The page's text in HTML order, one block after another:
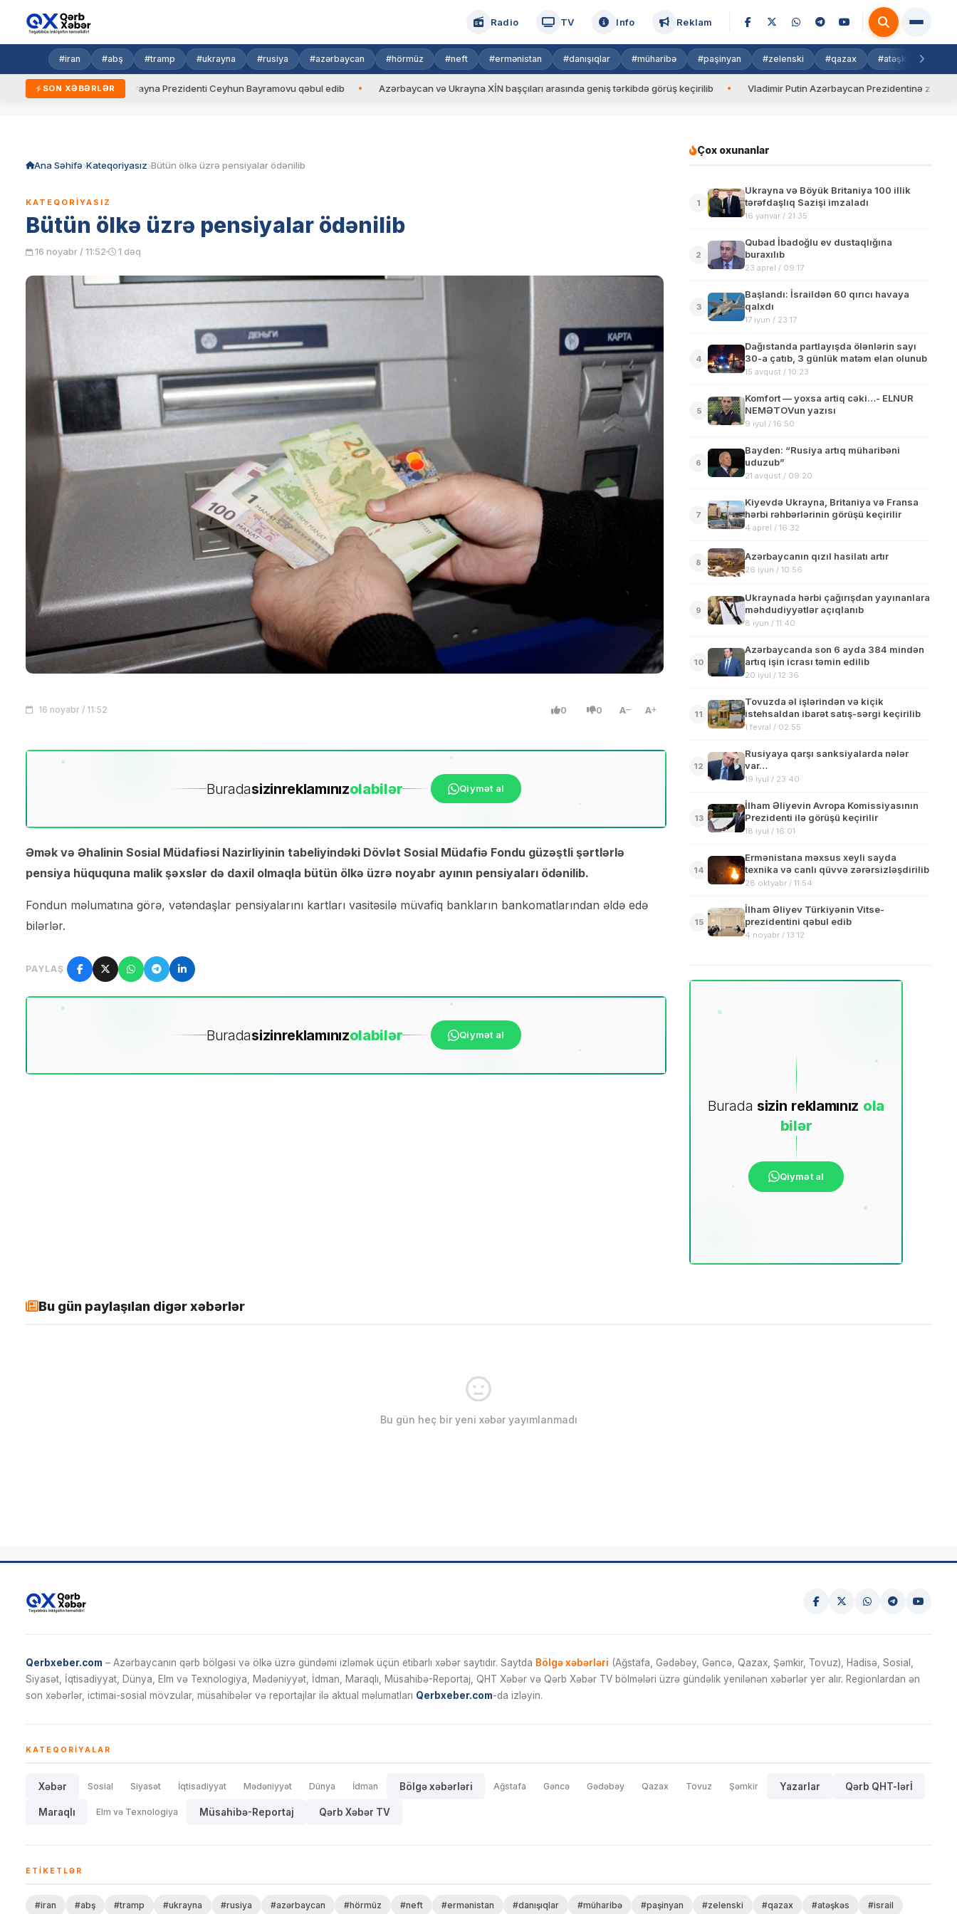
Radio TV Info Reklam
#iran #abş #tramp #ukrayna #rusiya #azərbaycan #hörmüz #neft #ermənistan #danışıqlar #müharibə #paşinyan #zelenski #qazax #atəşkəs
SON XƏBƏRLƏR
qaydalar Ukrayna Prezidenti Ceyhun Bayramovu qəbul edib Azərbaycan və Ukrayna XİN başçıları arasında geniş tərkibdə görüş keçirilib Vladimir Putin Azərbaycan Prezidentinə zəng edib
Ana Səhifə Kateqoriyasız Bütün ölkə üzrə pensiyalar ödənilib
KATEQORIYASIZ
Bütün ölkə üzrə pensiyalar ödənilib
16 noyabr / 11:52 1 dəq
16 noyabr / 11:52 0 0 A A
Buradasizinreklamınızolabilər Qiymət al
Əmək və Əhalinin Sosial Müdafiəsi Nazirliyinin tabeliyindəki Dövlət Sosial Müdafiə Fondu güzəştli şərtlərlə
pensiya hüququna malik şəxslər də daxil olmaqla bütün ölkə üzrə noyabr ayının pensiyaları ödənilib.
Fondun məlumatına görə, vətəndaşlar pensiyalarını kartları vasitəsilə müvafiq bankların bankomatlarından əldə edə
bilərlər.
PAYLAŞ
Buradasizinreklamınızolabilər Qiymət al
Çox oxunanlar
1
Ukrayna və Böyük Britaniya 100 illik
tərəfdaşlıq Sazişi imzaladı
16 yanvar / 21:35
2
Qubad İbadoğlu ev dustaqlığına
buraxılıb
23 aprel / 09:17
3
Başlandı: İsraildən 60 qırıcı havaya
qalxdı
17 iyun / 23:17
4
Dağıstanda partlayışda ölənlərin sayı
30-a çatıb, 3 günlük matəm elan olunub
15 avqust / 10:23
5
Komfort — yoxsa artiq cəki…- ELNUR
NEMƏTOVun yazısı
9 iyul / 16:50
6
Bayden: “Rusiya artıq müharibəni
uduzub”
21 avqust / 09:20
7
Kiyevdə Ukrayna, Britaniya və Fransa
hərbi rəhbərlərinin görüşü keçirilir
4 aprel / 16:32
8
Azərbaycanın qızıl hasilatı artır
26 iyun / 10:56
9
Ukraynada hərbi çağırışdan yayınanlara
məhdudiyyətlər açıqlanıb
8 iyun / 11:40
10
Azərbaycanda son 6 ayda 384 mindən
artıq işin icrası təmin edilib
20 iyul / 12:36
11
Tovuzda əl işlərindən və kiçik
istehsaldan ibarət satış-sərgi keçirilib
1 fevral / 02:55
12
Rusiyaya qarşı sanksiyalarda nələr
var…
19 iyul / 23:40
13
İlham Əliyevin Avropa Komissiyasının
Prezidenti ilə görüşü keçirilir
18 iyul / 16:01
14
Ermənistana məxsus xeyli sayda
texnika və canlı qüvvə zərərsizləşdirilib
28 oktyabr / 11:54
15
İlham Əliyev Türkiyənin Vitse-
prezidentini qəbul edib
4 noyabr / 13:12
Burada sizin reklamınız ola
bilər
Qiymət al
Bu gün paylaşılan digər xəbərlər
Bu gün heç bir yeni xəbər yayımlanmadı
Qerbxeber.com – Azərbaycanın qərb bölgəsi və ölkə üzrə gündəmi izləmək üçün etibarlı xəbər saytıdır. Saytda Bölgə xəbərləri (Ağstafa, Gədəbəy, Gəncə, Qazax, Şəmkir, Tovuz), Hadisə, Sosial,
Siyasət, İqtisadiyyat, Dünya, Elm və Texnologiya, Mədəniyyət, İdman, Maraqlı, Müsahibə-Reportaj, QHT Xəbər və Qərb Xəbər TV bölmələri üzrə gündəlik yenilənən xəbərlər yer alır. Regionlardan ən
son xəbərlər, ictimai-sosial mövzular, müsahibələr və reportajlar ilə aktual məlumatları Qerbxeber.com-da izləyin.
KATEQORIYALAR
Xəbər Sosial Siyasət İqtisadiyyat Mədəniyyət Dünya İdman Bölgə xəbərləri Ağstafa Gəncə Gədəbəy Qazax Tovuz Şəmkir Yazarlar Qərb QHT-lərİ
Maraqlı Elm və Texnologiya Müsahibə-Reportaj Qərb Xəbər TV
ETIKETLƏR
#iran #abş #tramp #ukrayna #rusiya #azərbaycan #hörmüz #neft #ermənistan #danışıqlar #müharibə #paşinyan #zelenski #qazax #atəşkəs #israil